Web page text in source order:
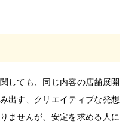
しても、同じ内容の店舗展開
出す、クリエイティブな発想
ませんが、安定を求める人に